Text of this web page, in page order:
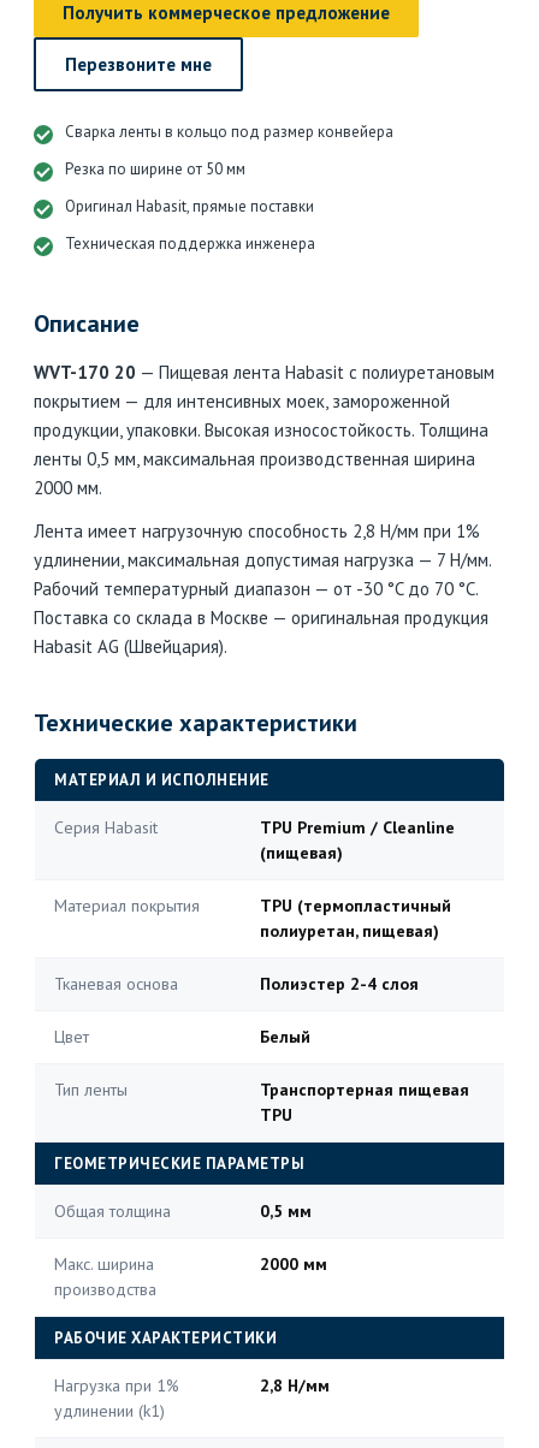
Получить коммерческое предложение
Перезвоните мне
Сварка ленты в кольцо под размер конвейера
Резка по ширине от 50 мм
Оригинал Habasit, прямые поставки
Техническая поддержка инженера
Описание
WVT-170 20 — Пищевая лента Habasit с полиуретановым
покрытием — для интенсивных моек, замороженной
продукции, упаковки. Высокая износостойкость. Толщина
ленты 0,5 мм, максимальная производственная ширина
2000 мм.
Лента имеет нагрузочную способность 2,8 Н/мм при 1%
удлинении, максимальная допустимая нагрузка — 7 Н/мм.
Рабочий температурный диапазон — от -30 °C до 70 °C.
Поставка со склада в Москве — оригинальная продукция
Habasit AG (Швейцария).
Технические характеристики
МАТЕРИАЛ И ИСПОЛНЕНИЕ
Серия Habasit
TPU Premium / Cleanline
(пищевая)
Материал покрытия
TPU (термопластичный
полиуретан, пищевая)
Тканевая основа Полиэстер 2-4 слоя
Цвет Белый
Тип ленты
Транспортерная пищевая
TPU
ГЕОМЕТРИЧЕСКИЕ ПАРАМЕТРЫ
Общая толщина 0,5 мм
Макс. ширина
производства
2000 мм
РАБОЧИЕ ХАРАКТЕРИСТИКИ
Нагрузка при 1%
удлинении (k1)
2,8 Н/мм